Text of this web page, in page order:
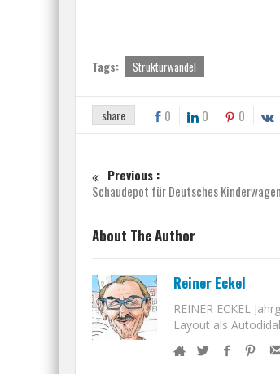
Tags: Strukturwandel
share 0 0 0
Previous :
Schaudepot für Deutsches
About The Author
Reiner Eckel
REINER ECKEL
Layout als